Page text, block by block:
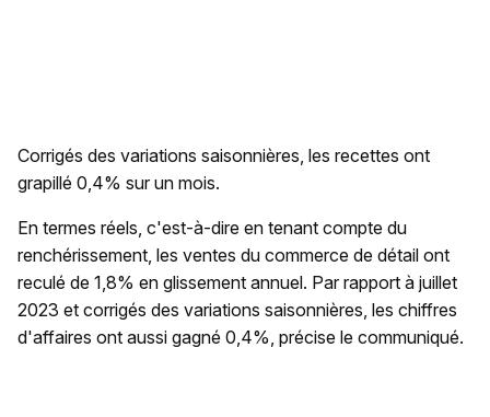
Corrigés des variations saisonnières, les recettes ont
grapillé 0,4% sur un mois.
En termes réels, c'est-à-dire en tenant compte du
renchérissement, les ventes du commerce de détail ont
reculé de 1,8% en glissement annuel. Par rapport à juillet
2023 et corrigés des variations saisonnières, les chiffres
d'affaires ont aussi gagné 0,4%, précise le communiqué.